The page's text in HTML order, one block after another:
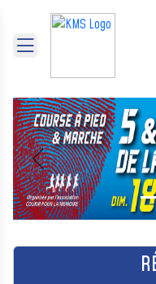
Précédent
Panneau de gestion des cookies